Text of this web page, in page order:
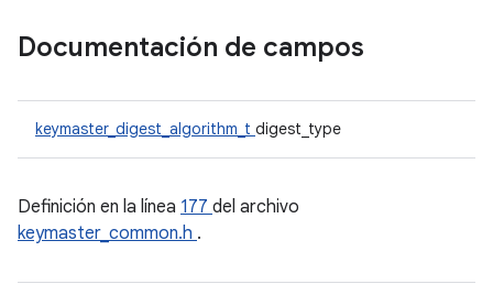
Documentación de campos
keymaster_digest_algorithm_t digest_type
Definición en la línea 177 del archivo
keymaster_common.h .